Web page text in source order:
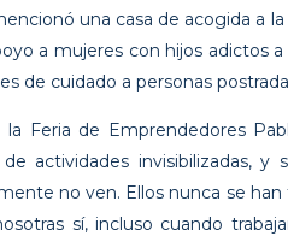
una casa de acogida a
a mujeres con hijos adictos
de cuidado a personas
Feria de Emprendedores
actividades invisibilizadas, y
no ven. Ellos nunca se
sí, incluso cuando